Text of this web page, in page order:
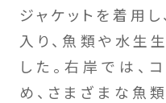
ジャケットを着用
入り、魚類や水生
した。右岸では、
め、さまざまな魚